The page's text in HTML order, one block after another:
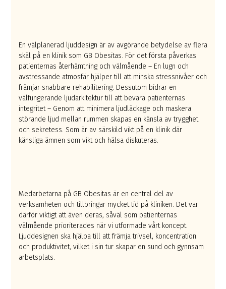
En välplanerad ljuddesign är av avgörande betydelse av flera
skäl på en klinik som GB Obesitas. För det första påverkas
patienternas återhämtning och välmående – En lugn och
avstressande atmosfär hjälper till att minska stressnivåer och
främjar snabbare rehabilitering. Dessutom bidrar en
välfungerande ljudarkitektur till att bevara patienternas
integritet – Genom att minimera ljudläckage och maskera
störande ljud mellan rummen skapas en känsla av trygghet
och sekretess. Som är av särskild vikt på en klinik där
känsliga ämnen som vikt och hälsa diskuteras.
Medarbetarna på GB Obesitas är en central del av
verksamheten och tillbringar mycket tid på kliniken. Det var
därför viktigt att även deras, såväl som patienternas
välmående prioriterades när vi utformade vårt koncept.
Ljuddesignen ska hjälpa till att främja trivsel, koncentration
och produktivitet, vilket i sin tur skapar en sund och gynnsam
arbetsplats.